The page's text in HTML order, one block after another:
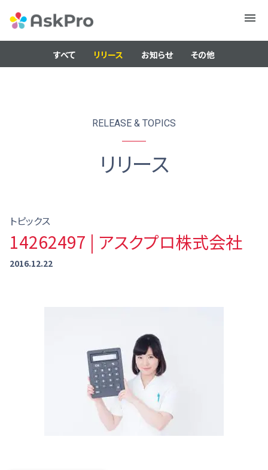
メニュ
すべて リリース お知らせ その他
RELEASE & TOPICS
リリース
トピックス
14262497 | アスクプロ株式会社
2016.12.22